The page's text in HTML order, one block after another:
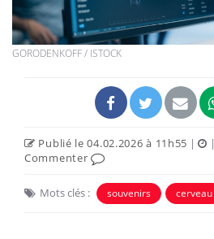
GORODENKOFF / ISTOCK
Publié le 04.02.2026 à 11h55 | |
Commenter
Mots clés : souvenirs cerveau